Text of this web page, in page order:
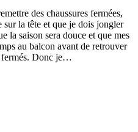
des chaussures fermées,
la tête et que je dois jongler
la saison sera douce et que mes
au balcon avant de retrouver
fermés. Donc je…